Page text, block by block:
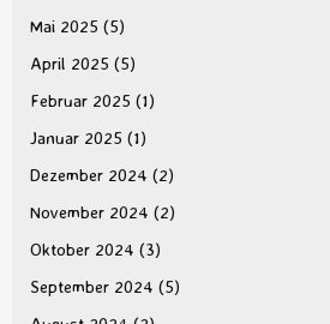
Mai 2025 (5)
April 2025 (5)
Februar 2025 (1)
Januar 2025 (1)
Dezember 2024 (2)
November 2024 (2)
Oktober 2024 (3)
September 2024 (5)